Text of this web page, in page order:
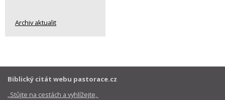
Archiv aktualit
Biblický citát webu pastorace.cz
„Stůjte na cestách a vyhlížejte,